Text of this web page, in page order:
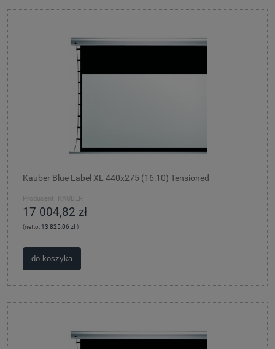
Kauber Blue Label XL 440x275 (16:10) Tensioned
Producent: KAUBER
17 004,82 zł
(netto: 13 825,06 zł)
do koszyka